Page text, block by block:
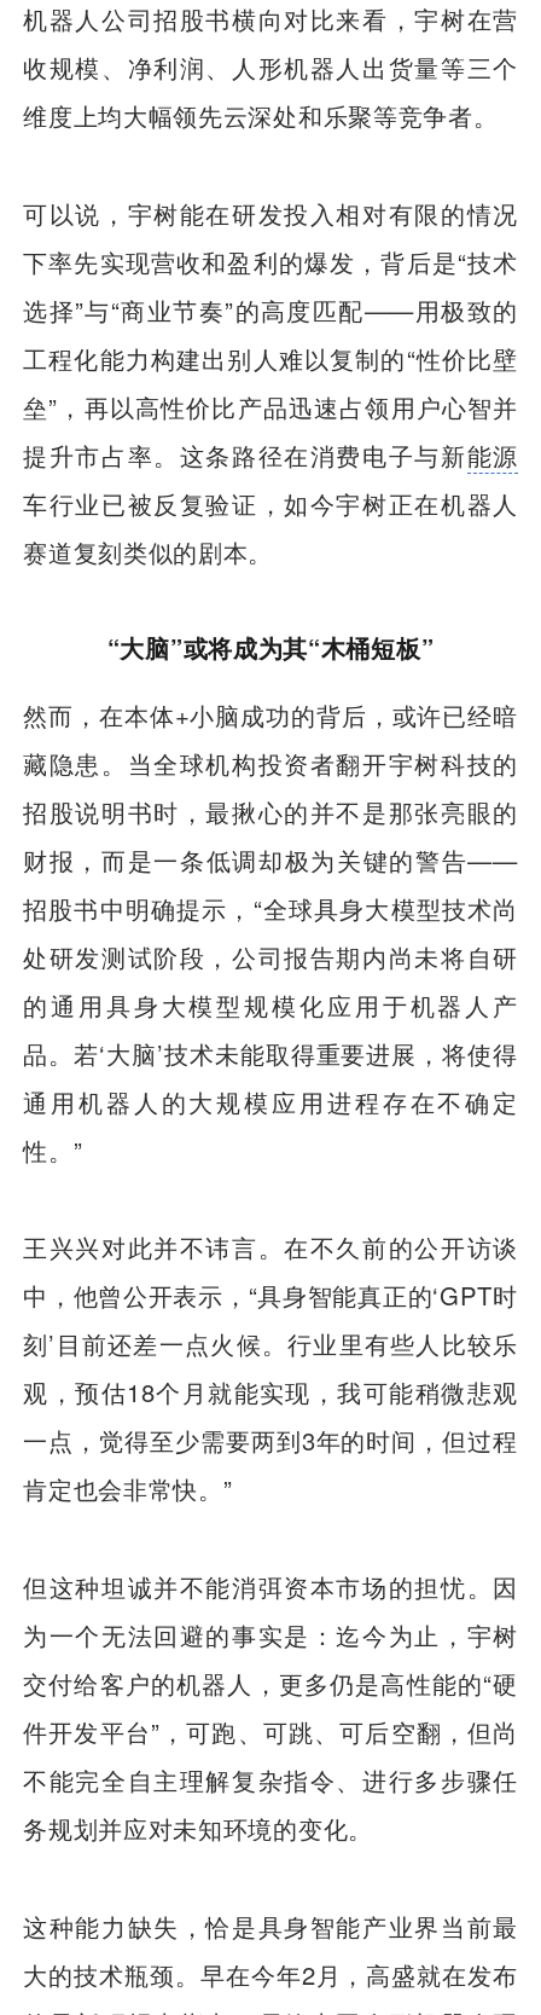
机器人公司招股书横向对比来看，宇树在营
收规模、净利润、人形机器人出货量等三个
维度上均大幅领先云深处和乐聚等竞争者。
可以说，宇树能在研发投入相对有限的情况
下率先实现营收和盈利的爆发，背后是“技术
选择”与“商业节奏”的高度匹配——用极致的
工程化能力构建出别人难以复制的“性价比壁
垒”，再以高性价比产品迅速占领用户心智并
提升市占率。这条路径在消费电子与新能源
车行业已被反复验证，如今宇树正在机器人
赛道复刻类似的剧本。
“大脑”或将成为其“木桶短板”
然而，在本体+小脑成功的背后，或许已经暗
藏隐患。当全球机构投资者翻开宇树科技的
招股说明书时，最揪心的并不是那张亮眼的
财报，而是一条低调却极为关键的警告——
招股书中明确提示，“全球具身大模型技术尚
处研发测试阶段，公司报告期内尚未将自研
的通用具身大模型规模化应用于机器人产
品。若‘大脑’技术未能取得重要进展，将使得
通用机器人的大规模应用进程存在不确定
性。”
王兴兴对此并不讳言。在不久前的公开访谈
中，他曾公开表示，“具身智能真正的‘GPT时
刻’目前还差一点火候。行业里有些人比较乐
观，预估18个月就能实现，我可能稍微悲观
一点，觉得至少需要两到3年的时间，但过程
肯定也会非常快。”
但这种坦诚并不能消弭资本市场的担忧。因
为一个无法回避的事实是：迄今为止，宇树
交付给客户的机器人，更多仍是高性能的“硬
件开发平台”，可跑、可跳、可后空翻，但尚
不能完全自主理解复杂指令、进行多步骤任
务规划并应对未知环境的变化。
这种能力缺失，恰是具身智能产业界当前最
大的技术瓶颈。早在今年2月，高盛就在发布